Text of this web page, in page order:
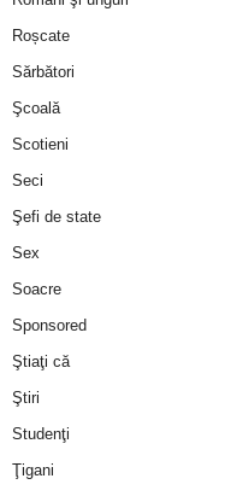
Roșcate
Sărbători
Şcoală
Scotieni
Seci
Şefi de state
Sex
Soacre
Sponsored
Ştiaţi că
Ştiri
Studenţi
Ţigani